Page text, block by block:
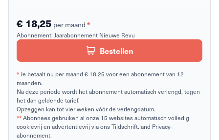
€ 18,25 per maand *
Abonnement: Jaarabonnement Nieuwe Revu
Bestellen
* Je betaalt nu per maand € 18,25 voor een abonnement van 12
maanden.
Na deze periode wordt het abonnement automatisch verlengd, tegen
het dan geldende tarief.
Opzeggen kan tot vier weken vóór de verlengdatum.
**Abonnees gebruiken al onze 15 websites automatisch volledig
cookievrij en advertentievrij via ons Tijdschrift.land Privacy-
abonnement.